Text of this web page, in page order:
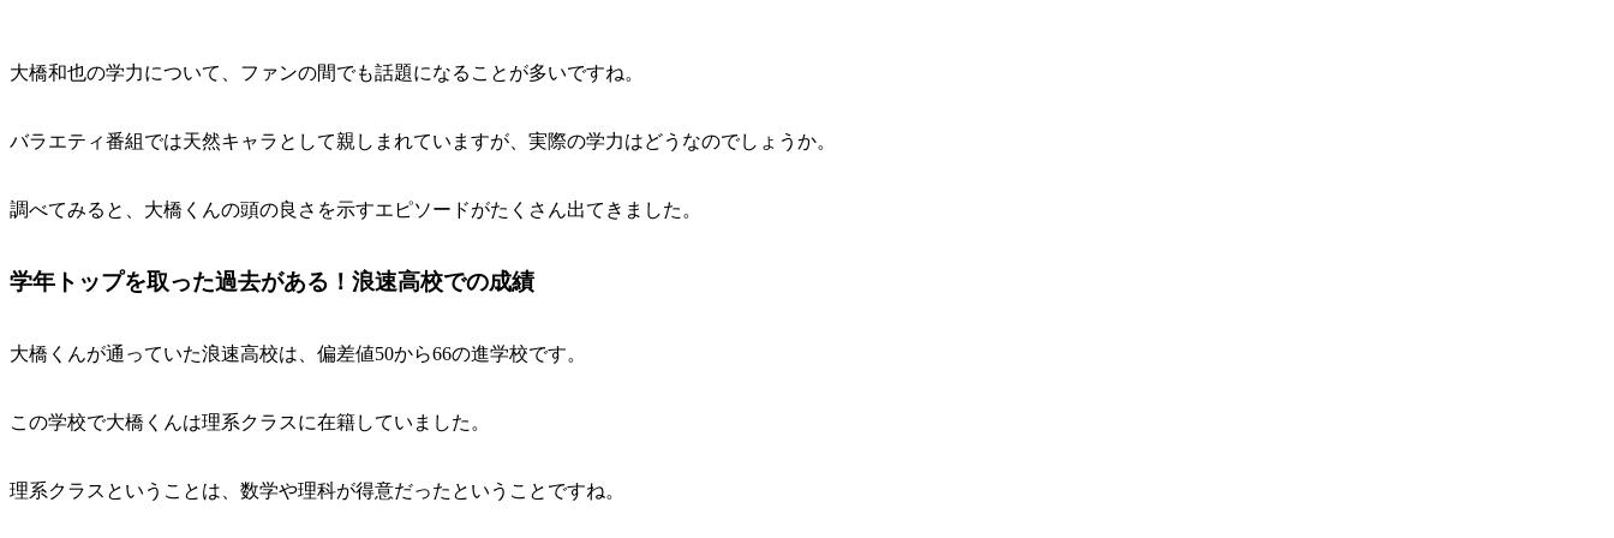
大橋和也の学力について、ファンの間でも話題になることが多いですね。
バラエティ番組では天然キャラとして親しまれていますが、実際の学力はどうなのでしょうか。
調べてみると、大橋くんの頭の良さを示すエピソードがたくさん出てきました。
学年トップを取った過去がある！浪速高校での成績
大橋くんが通っていた浪速高校は、偏差値50から66の進学校です。
この学校で大橋くんは理系クラスに在籍していました。
理系クラスということは、数学や理科が得意だったということですね。